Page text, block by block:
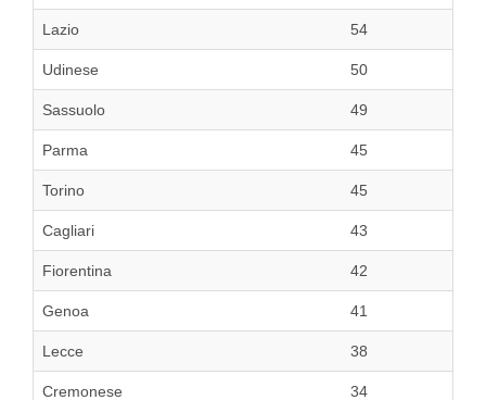
Lazio 54
Udinese 50
Sassuolo 49
Parma 45
Torino 45
Cagliari 43
Fiorentina 42
Genoa 41
Lecce 38
Cremonese 34